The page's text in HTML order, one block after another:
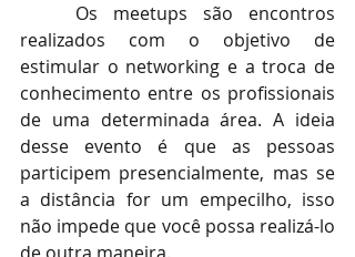
Os meetups são encontros
realizados com o objetivo de
estimular o networking e a troca de
conhecimento entre os profissionais
de uma determinada área. A ideia
desse evento é que as pessoas
participem presencialmente, mas se
a distância for um empecilho, isso
não impede que você possa realizá-lo